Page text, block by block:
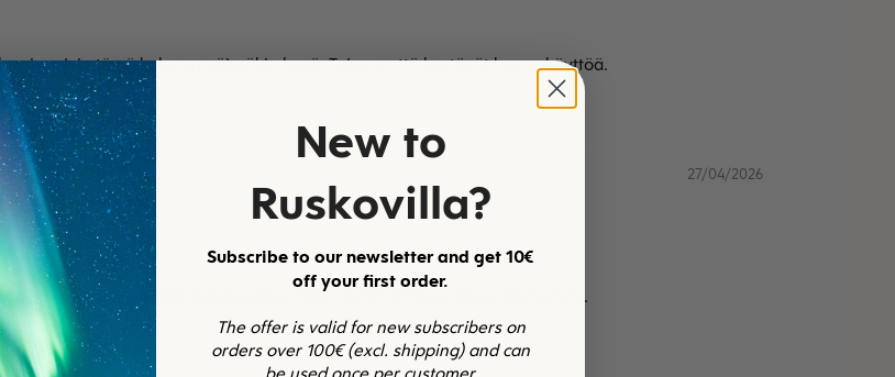
L ja tämä koko on näissäkin hyvä. Toivon, että kestävät kovaa käyttöä.
27/04/2026
alla ja sisällä olohousuina. Pakko ostaa tällaiset myös miehelleni.
New to
Ruskovilla?
Subscribe to our newsletter and get 10€
off your first order.
The offer is valid for new subscribers on
orders over 100€ (excl. shipping) and can